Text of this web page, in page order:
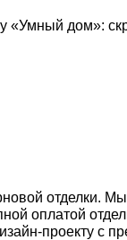
«Умный дом»:
отделки.
оплатой
проекту с